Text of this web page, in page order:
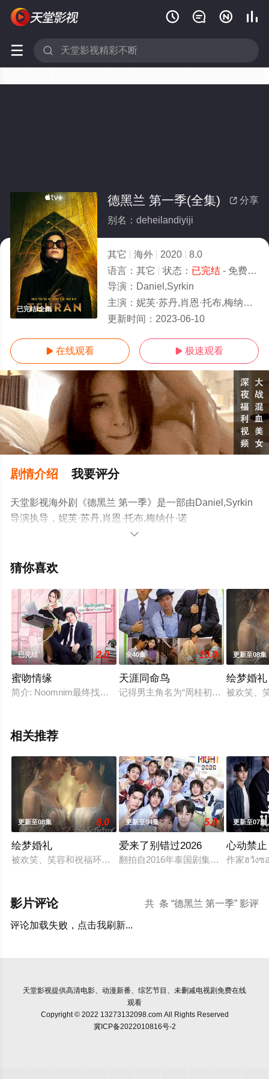
   
 
已完结/全集
 分享
德黑兰 第一季(全集)
别名：deheilandiyiji
其它 海外 2020
8.0
语言： 其它 状态： 已完结- 免费在线观看
导演： Daniel,Syrkin
主演： 妮芙·苏丹,肖恩·托布,梅纳什·诺伊,Shervin,Alenabi,纳维德·内加班,利拉斯·恰尔希,Reza,Di
更新时间： 2023-06-10
 在线观看  极速观看
剧情介绍 我要评分
天堂影视海外剧《德黑兰 第一季》是一部由Daniel,Syrkin
导演执导，妮芙·苏丹,肖恩·托布,梅纳什·诺
伊,Shervin,Alenabi,纳维德·内加班,利拉斯·恰尔
迪,Shila,Ommi,Danny,Sher,瓦西利斯·科卡拉尼,埃斯蒂·耶
它电视剧，大结局剧情已揭晓（已完结），手机免费观看
高清无删减完整版电视剧全集就上天堂电影网，热播电视
剧提前免费观看，更多剧情信息可移步至豆瓣电视剧、电
视猫或剧情网等平台了解。

猜你喜欢
已完结 2.0
蜜吻情缘
简介: Noomnim最终找到了一份稳定的工作, 她决定和朋友出去
全40集 10.0
天涯同命鸟
记得男主角名为“周桂初”，是由当时
更新至08集
绘梦婚礼
被欢笑、
相关推荐
更新至08集 6.0
绘梦婚礼
被欢笑、笑容和祝福环绕的婚礼仅仅是爱情生活的起点。未来
更新至04集 5.0
爱来了别错过2026
翻拍自2016年泰国剧集《爱来了别错
更新至07集
心动禁止
作家ฮวังซ
共 条 “德黑兰 第一季” 影评
影片评论
评论加载失败，点击我刷新...
天堂影视提供高清电影、动漫新番、综艺节目、未删减电视剧免费在线
观看
Copyright © 2022 13273132098.com All Rights Reserved
冀ICP备2022010816号-2